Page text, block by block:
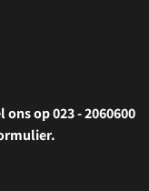
op 023 - 2060600